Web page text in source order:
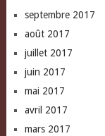
septembre 2017
août 2017
juillet 2017
juin 2017
mai 2017
avril 2017
mars 2017